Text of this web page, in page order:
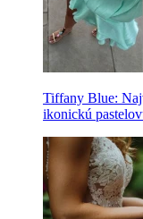
Tiffany Blue:
ikonickú